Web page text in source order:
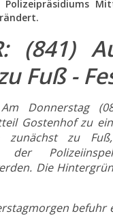
Polizeipräsidiums
(841)
Fuß -
Donnerstag
Gostenhof zu
zunächst zu
der
Die
befuhr